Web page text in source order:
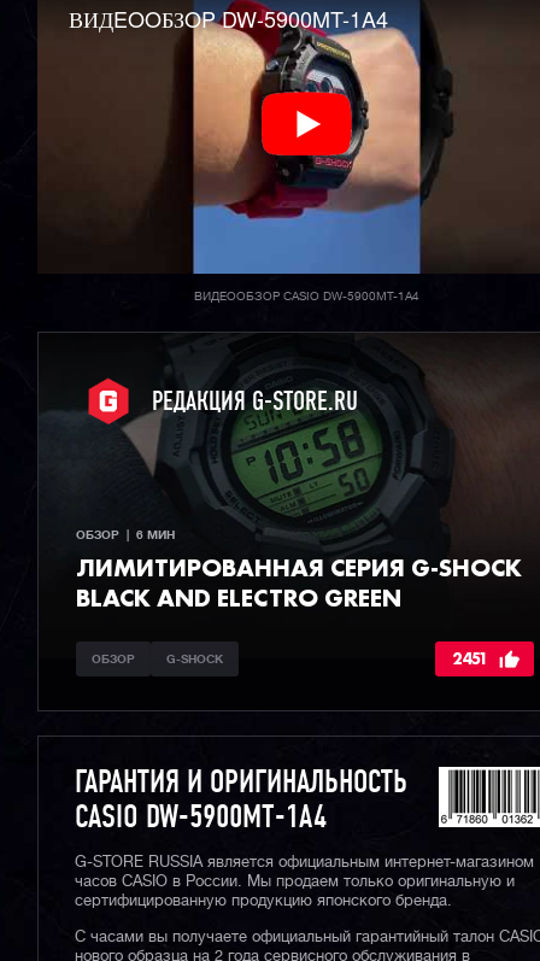
ВИДEOOБЗOP DW-5900MT-1A4
ВИДЕООБЗОР CASIO DW-5900MT-1A4
РЕДАКЦИЯ G-STORE.RU
ОБЗОР  |  6 МИН
ЛИМИТИРОВАННАЯ СЕРИЯ G-SHOCK
BLACK AND ELECTRO GREEN
ОБЗОР G-SHOCK 2451
ГАРАНТИЯ И ОРИГИНАЛЬНОСТЬ
CASIO DW-5900MT-1A4
G-STORE RUSSIA является официальным интернет-магазином
часов CASIO в России. Мы продаем только оригинальную и
сертифицированную продукцию японского бренда.
С часами вы получаете официальный гарантийный талон
нового образца на 2 года сервисного обслуживания в